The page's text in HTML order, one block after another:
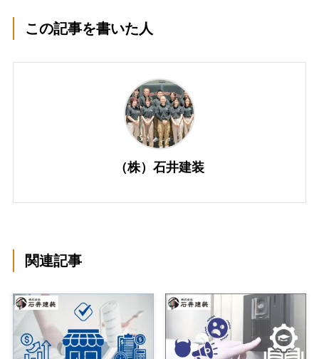
この記事を書いた人
（株）石井建装
関連記事